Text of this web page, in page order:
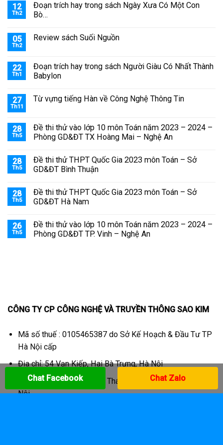
12
Th2
Đoạn trích hay trong sách Ngày Xưa Có Một Con
Bò…
05
Th2
Review sách Suối Nguồn
22
Th1
Đoạn trích hay trong sách Người Giàu Có Nhất Thành
Babylon
27
Th11
Từ vựng tiếng Hàn về Công Nghệ Thông Tin
28
Th5
Đề thi thử vào lớp 10 môn Toán năm 2023 – 2024 –
Phòng GD&ĐT TX Hoàng Mai – Nghệ An
28
Th5
Đề thi thử THPT Quốc Gia 2023 môn Toán – Sở
GD&ĐT Bình Thuận
28
Th5
Đề thi thử THPT Quốc Gia 2023 môn Toán – Sở
GD&ĐT Hà Nam
26
Th5
Đề thi thử vào lớp 10 môn Toán năm 2023 – 2024 –
Phòng GD&ĐT TP. Vinh – Nghệ An
CÔNG TY CP CÔNG NGHỆ VÀ TRUYỀN THÔNG SAO KIM
Mã số thuế : 0105465387 do Sở Kế Hoạch & Đầu Tư TP
Hà Nội cấp
Địa chỉ: 54 Vạn Kiếp, Hai Bà Trưng, Hà Nội
VP: Số 15 ngõ 2, phố Thọ Tháp, Dịch Vọng, Cầu Giấy, Hà
Nội
Chat Facebook Chat Zalo